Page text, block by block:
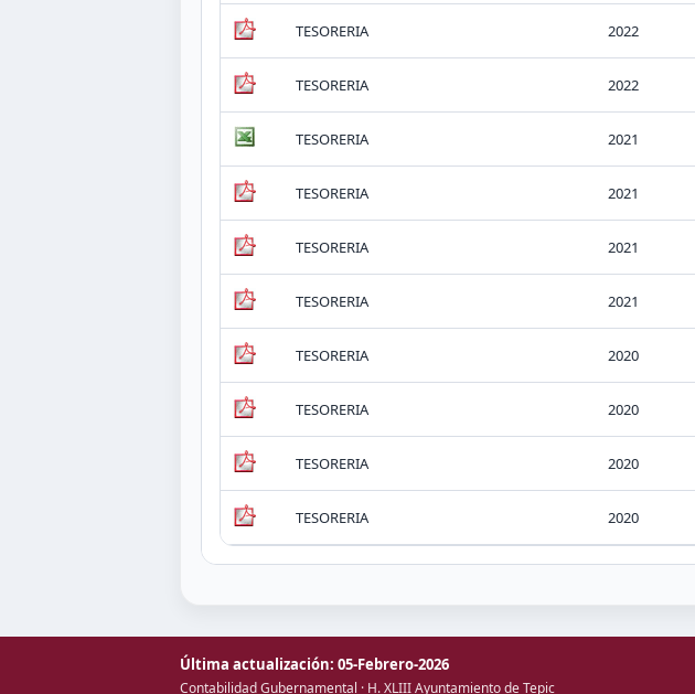
TESORERIA 2022
TESORERIA 2022
TESORERIA 2021
TESORERIA 2021
TESORERIA 2021
TESORERIA 2021
TESORERIA 2020
TESORERIA 2020
TESORERIA 2020
TESORERIA 2020
Última actualización: 05-Febrero-2026
Contabilidad Gubernamental · H. XLIII Ayuntamiento de Tepic